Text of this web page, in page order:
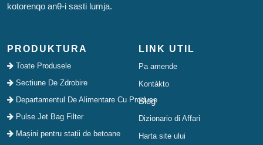
kotorenqo anθ-i sasti lumja.
PRODUKTURA
Toate Produsele
Sectiune De Zdrobire
Departamentul De Alimentare Cu Produse
Pulse Jet Bag Filter
Mașini pentru stații de betoane
LINK UTIL
Pa amende
Kontàkto
Blog
Dizionario di Affari
Harta site ului